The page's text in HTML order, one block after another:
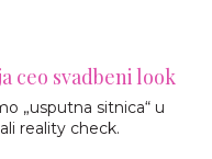
ceo svadbeni look
„usputna sitnica“ u
reality check.